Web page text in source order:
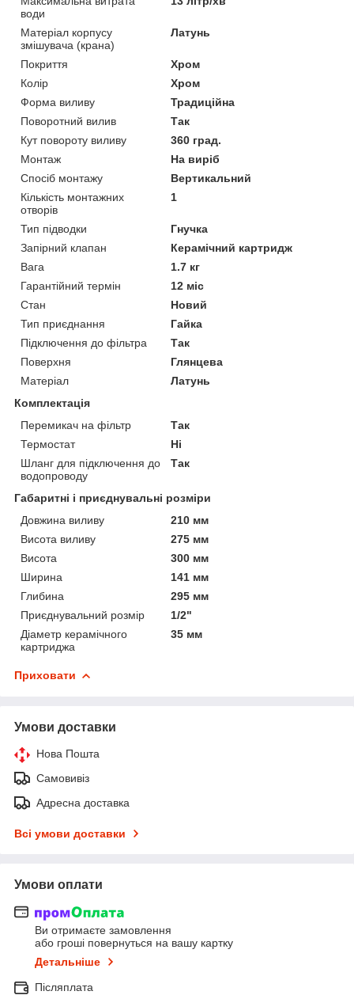
води
Матеріал корпусу
змішувача (крана)
Латунь
Покриття
Хром
Колір
Хром
Форма виливу
Традиційна
Поворотний вилив
Так
Кут повороту виливу
360 град.
Монтаж
На виріб
Спосіб монтажу
Вертикальний
Кількість монтажних
отворів
1
Тип підводки
Гнучка
Запірний клапан
Керамічний картридж
Вага
1.7 кг
Гарантійний термін
12 міс
Стан
Новий
Тип приєднання
Гайка
Підключення до фільтра
Так
Поверхня
Глянцева
Матеріал
Латунь
Комплектація
Перемикач на фільтр
Так
Термостат
Ні
Шланг для підключення до
водопроводу
Так
Габаритні і приєднувальні розміри
Довжина виливу
210 мм
Висота виливу
275 мм
Висота
300 мм
Ширина
141 мм
Глибина
295 мм
Приєднувальний розмір
1/2"
Діаметр керамічного
картриджа
35 мм
Приховати
Умови доставки
Нова Пошта
Самовивіз
Адресна доставка
Всі умови доставки
Умови оплати
Ви отримаєте замовлення
або гроші повернуться на вашу картку
Детальніше
Післяплата